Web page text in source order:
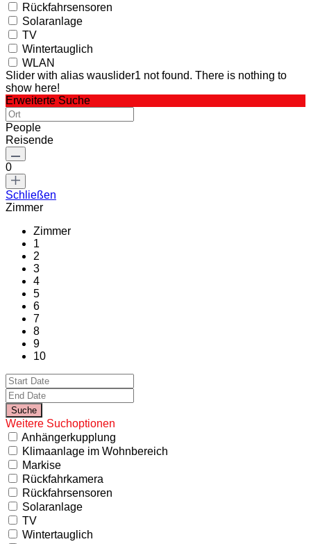
Rückfahrsensoren
Solaranlage
TV
Wintertauglich
WLAN
Slider with alias wauslider1 not found. There is nothing to
show here!
Erweiterte Suche
People
Reisende
0
Schließen
Zimmer
Zimmer
1
2
3
4
5
6
7
8
9
10
Weitere Suchoptionen
Anhängerkupplung
Klimaanlage im Wohnbereich
Markise
Rückfahrkamera
Rückfahrsensoren
Solaranlage
TV
Wintertauglich